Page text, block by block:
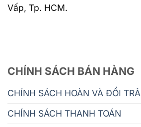
Vấp, Tp. HCM.
CHÍNH SÁCH BÁN HÀNG
CHÍNH SÁCH HOÀN VÀ ĐỔI TRẢ
CHÍNH SÁCH THANH TOÁN